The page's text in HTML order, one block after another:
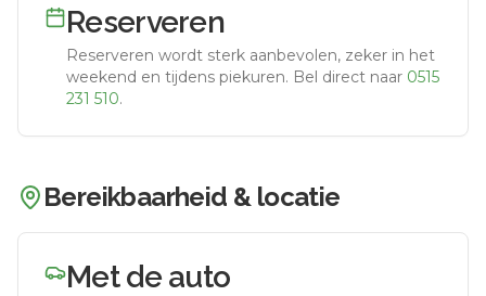
Reserveren
Reserveren wordt sterk aanbevolen, zeker in het
weekend en tijdens piekuren. Bel direct naar 0515
231 510.
Bereikbaarheid & locatie
Met de auto